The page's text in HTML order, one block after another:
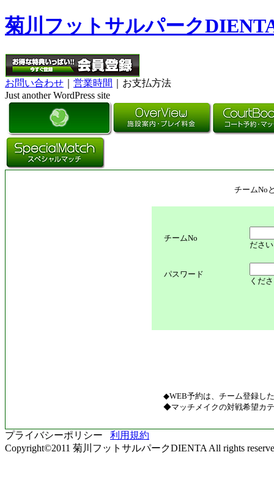
菊川フットサルパーク
お問い合わせ 営業時間
｜お支払方法
Just another WordPress site
チームNo
チームNo
ださい
パスワード
くだ
◆WEB予約は、チーム登録し
◆マッチメイクの対戦希望カ
プライバシーポリシー 利用規約
Copyright©2011 菊川フットサルパークDIENTA All rights